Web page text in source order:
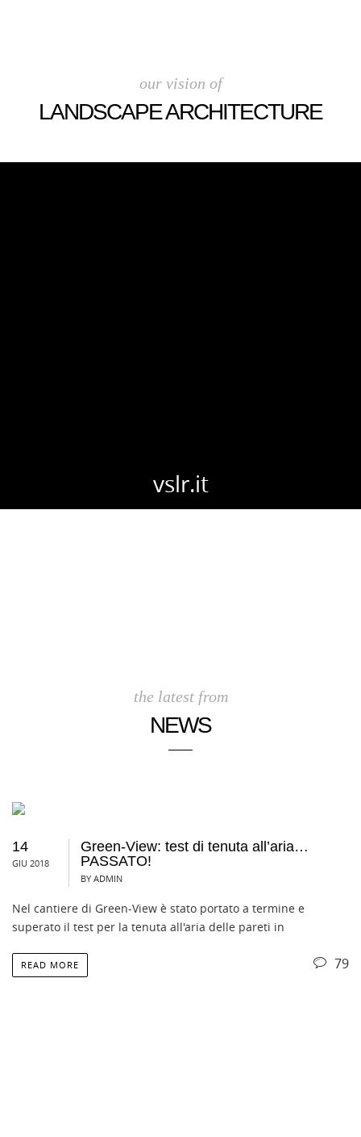
our vision of
LANDSCAPE ARCHITECTURE
vslr.it
the latest from
NEWS
14
GIU 2018
Green-View: test di tenuta all’aria…
PASSATO!
BY ADMIN
Nel cantiere di Green-View è stato portato a termine e
superato il test per la tenuta all'aria delle pareti in
READ MORE 79